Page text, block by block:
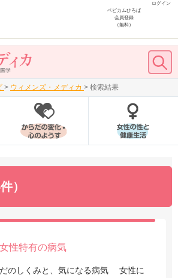
ログイン
ベビカムひろば
会員登録
（無料）
> ウィメンズ・メディカ > 検索結果
）
性特有の病気
のしくみと、気になる病気 女性に